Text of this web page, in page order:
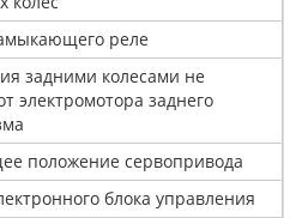
реле
задними колесами не
электромотора заднего
положение сервопривода
блока управления